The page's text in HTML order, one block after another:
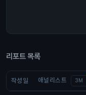
리포트 목록
작성일 애널리스트 3M